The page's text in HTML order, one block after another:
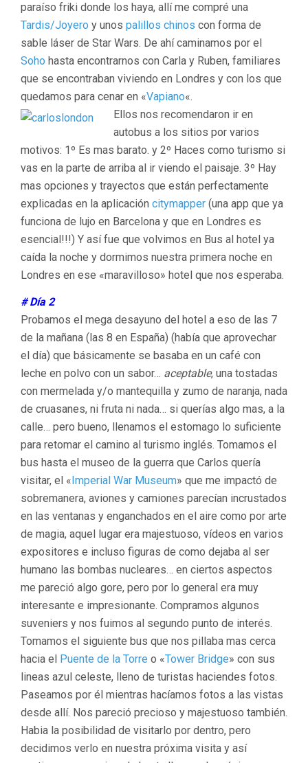
paraíso friki donde los haya, allí me compré una
Tardis/Joyero y unos palillos chinos con forma de
sable láser de Star Wars. De ahí caminamos por el
Soho hasta encontrarnos con Carla y Ruben, familiares
que se encontraban viviendo en Londres y con los que
quedamos para cenar en «Vapiano«.
Ellos nos recomendaron ir en
autobus a los sitios por varios
motivos: 1º Es mas barato. y 2º Haces como turismo si
vas en la parte de arriba al ir viendo el paisaje. 3º Hay
mas opciones y trayectos que están perfectamente
explicadas en la aplicación citymapper (una app que ya
funciona de lujo en Barcelona y que en Londres es
esencial!!!) Y así fue que volvimos en Bus al hotel ya
caída la noche y dormimos nuestra primera noche en
Londres en ese «maravilloso» hotel que nos esperaba.
# Día 2
Probamos el mega desayuno del hotel a eso de las 7
de la mañana (las 8 en España) (había que aprovechar
el día) que básicamente se basaba en un café con
leche en polvo con un sabor… aceptable, una tostadas
con mermelada y/o mantequilla y zumo de naranja, nada
de cruasanes, ni fruta ni nada… si querías algo mas, a la
calle… pero bueno, llenamos el estomago lo suficiente
para retomar el camino al turismo inglés. Tomamos el
bus hasta el museo de la guerra que Carlos quería
visitar, el « Imperial War Museum» que me impactó de
sobremanera, aviones y camiones parecían incrustados
en las ventanas y enganchados en el aire como por arte
de magia, aquel lugar era majestuoso, vídeos en varios
expositores e incluso figuras de como dejaba al ser
humano las bombas nucleares… en ciertos aspectos
me pareció algo gore, pero por lo general era muy
interesante e impresionante. Compramos algunos
suveniers y nos fuimos al segundo punto de interés.
Tomamos el siguiente bus que nos pillaba mas cerca
hacia el
Puente de la Torre o «Tower Bridge» con sus
lineas azul celeste, lleno de turistas haciendes fotos.
Paseamos por él mientras hacíamos fotos a las vistas
desde allí. Nos pareció precioso y majestuoso también.
Habia la posibilidad de visitarlo por dentro, pero
decidimos verlo en nuestra próxima visita y así